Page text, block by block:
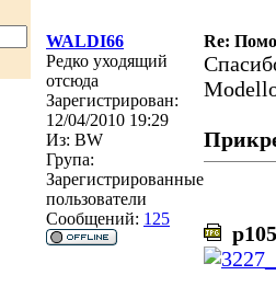
WALDI66
Re:
Редко уходящий
отсюда
Зарегистрирован:
12/04/2010 19:29
Из: BW
Група:
Зарегистрированные
пользователи
Сообщений: 125